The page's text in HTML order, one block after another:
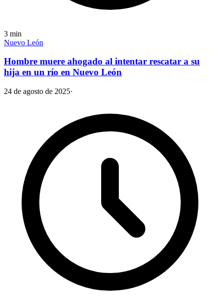
3 min
Nuevo León
Hombre muere ahogado al intentar rescatar a su
hija en un río en Nuevo León
24 de agosto de 2025·